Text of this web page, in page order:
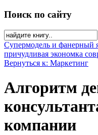
Поиск по сайту
Супермодель и
причудливая экономка
Вернуться к: Маркетинг
Алгоритм
компании